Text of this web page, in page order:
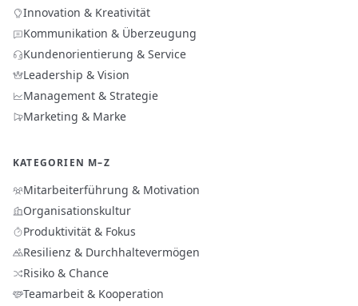
Innovation & Kreativität
Kommunikation & Überzeugung
Kundenorientierung & Service
Leadership & Vision
Management & Strategie
Marketing & Marke
KATEGORIEN M–Z
Mitarbeiterführung & Motivation
Organisationskultur
Produktivität & Fokus
Resilienz & Durchhaltevermögen
Risiko & Chance
Teamarbeit & Kooperation